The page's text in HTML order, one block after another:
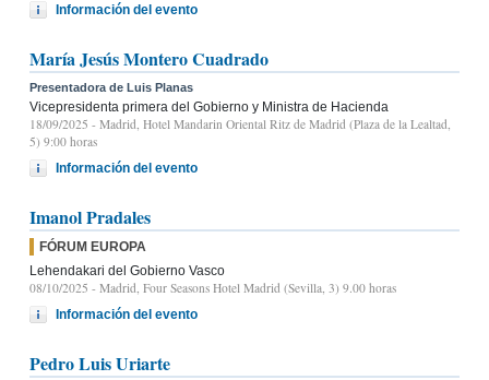
Información del evento
María Jesús Montero Cuadrado
Presentadora de Luis Planas
Vicepresidenta primera del Gobierno y Ministra de Hacienda
18/09/2025 - Madrid, Hotel Mandarin Oriental Ritz de Madrid (Plaza de la Lealtad,
5) 9:00 horas
Información del evento
Imanol Pradales
FÓRUM EUROPA
Lehendakari del Gobierno Vasco
08/10/2025 - Madrid, Four Seasons Hotel Madrid (Sevilla, 3) 9.00 horas
Información del evento
Pedro Luis Uriarte